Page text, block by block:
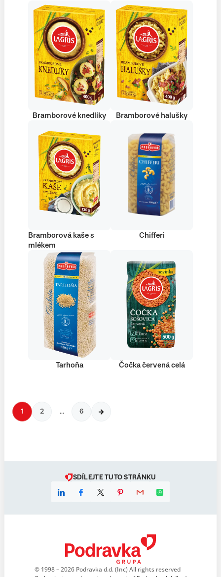
Bramborové knedlíky Bramborové halušky
Bramborová kaše s
mlékem
Chifferi
Tarhoňa Čočka červená celá
1 2 … 6
SDÍLEJTE TUTO STRÁNKU
© 1998 – 2026 Podravka d.d. (Inc) All rights reserved